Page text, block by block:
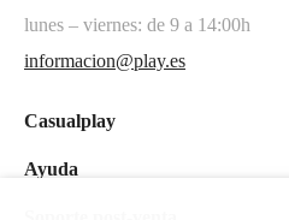
lunes – viernes: de 9 a 14:00h
informacion@play.es
Casualplay
Ayuda